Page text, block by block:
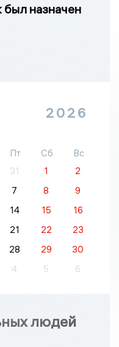
назначен
2026
Пт Сб
Вс
31 1
2
7 8
9
14 15
16
21 22
23
28 29
30
4 5 6
людей